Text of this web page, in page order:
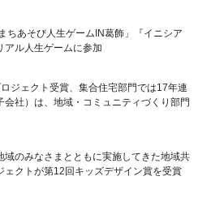
ちあそび人生ゲームIN葛飾」『イニシア
アル人生ゲームに参加
ジェクト受賞、集合住宅部門では17年連
社）は、地域・コミュニティづくり部門
域のみなさまとともに実施してきた地域共
ェクトが第12回キッズデザイン賞を受賞